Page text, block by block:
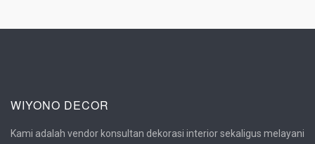
WIYONO DECOR
Kami adalah vendor konsultan dekorasi interior sekaligus melayani